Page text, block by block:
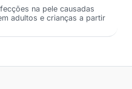
na pele causadas
adultos e crianças a partir